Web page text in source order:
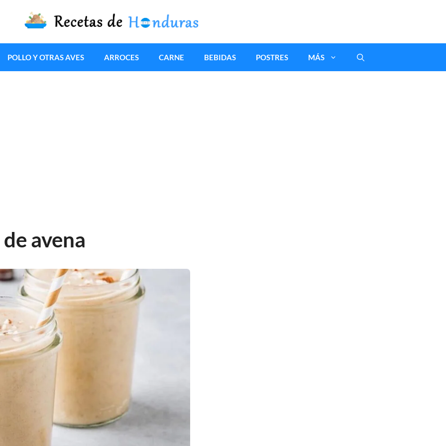
POLLO Y OTRAS AVES ARROCES CARNE BEBIDAS POSTRES MÁS
avena